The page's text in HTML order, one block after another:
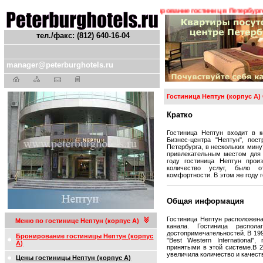
тел./факс: (812) 640-16-04
manager@peterburghotels.ru
! ! ! Гостиницы Санкт-Петербурга. Бронирование гостиниц в Петербурге.
Меню по гостинице Нептун (корпус А)
Бронирование гостиницы Нептун (корпус
А)
Цены гостиницы Нептун (корпус А)
Гостиница Нептун (корпус А)
Кратко
Гостиница Нептун входит в
Бизнес-центра "Нептун",
Петербурга, в нескольких
привлекательным местом
году гостиница Нептун
количество услуг, было
комфортности. В этом же году
Общая информация
Гостиница Нептун
канала. Гостиница
достопримечательностей. В
"Best Western International",
принятыми в этой системе.В
увеличила количество и